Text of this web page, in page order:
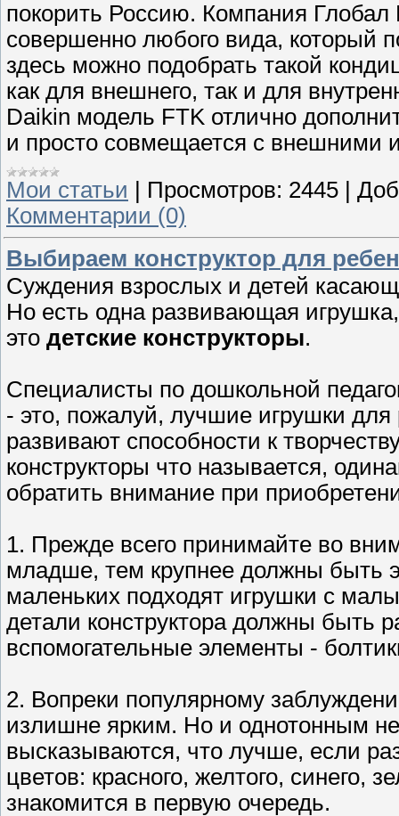
покорить Россию. Компания
совершенно любого вида, который
здесь можно подобрать такой
как для внешнего, так и для
Daikin модель FTK отлично
и просто совмещается с внешними
Мои статьи
Просмотров: 2445
Комментарии (0)
Выбираем конструктор для
Суждения взрослых и детей
Но есть одна развивающая
это детские конструкторы.
Специалисты по дошкольной
- это, пожалуй, лучшие игрушки для
развивают способности к
конструкторы что называется,
обратить внимание при
1. Прежде всего принимайте во
младше, тем крупнее должны быть
маленьких подходят игрушки с
детали конструктора должны быть
вспомогательные элементы -
2. Вопреки популярному
излишне ярким. Но и однотонным
высказываются, что лучше, если
цветов: красного, желтого, синего,
знакомится в первую очередь.